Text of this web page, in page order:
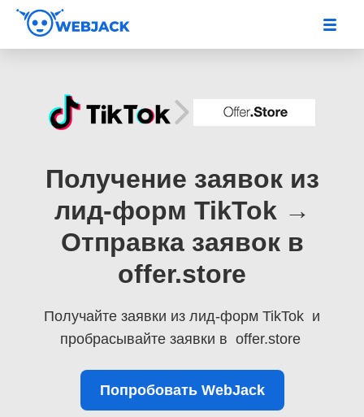
Получение заявок из
лид-форм TikTok →
Отправка заявок в
offer.store
Получайте заявки из лид-форм TikTok и
пробрасывайте заявки в offer.store
Попробовать WebJack